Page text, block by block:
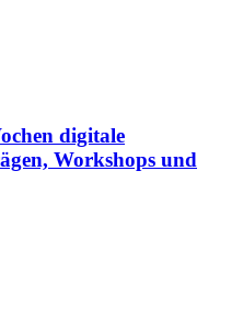
digitale
Workshops und